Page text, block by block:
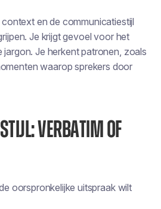
en de communicatiestijl
Je krijgt gevoel voor het
jargon. Je herkent patronen, zoals
waarop sprekers door
VERBATIM OF
oorspronkelijke uitspraak wilt